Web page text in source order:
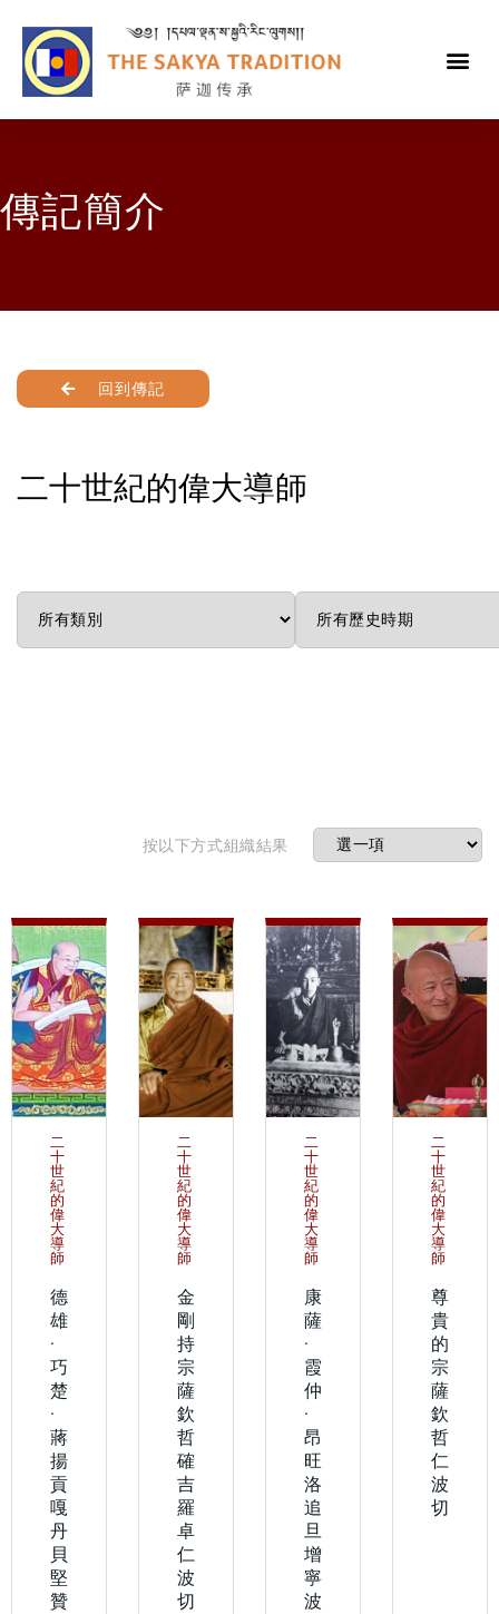
傳記簡介
回到傳記
二十世紀的偉大導師
按以下方式組織結果
二
十
世
紀
的
偉
大
導
師
德
雄
·
巧
楚
·
蔣
揚
貢
嘎
丹
貝
堅
贊
二
十
世
紀
的
偉
大
導
師
金
剛
持
宗
薩
欽
哲
確
吉
羅
卓
仁
波
切
二
十
世
紀
的
偉
大
導
師
康
薩
·
霞
仲
·
昂
旺
洛
追
旦
增
寧
波
二
十
世
紀
的
偉
大
導
師
尊
貴
的
宗
薩
欽
哲
仁
波
切